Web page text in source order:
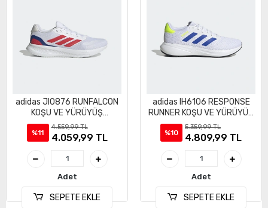
adidas JI0876 RUNFALCON
KOŞU VE YÜRÜYÜŞ
AYAKKABI
%11
4.559,99 TL
4.059,99 TL
Adet
SEPETE EKLE
adidas IH6106 RESPONSE
RUNNER KOŞU VE YÜRÜYÜŞ
AYAKKABI
%10
5.359,99 TL
4.809,99 TL
Adet
SEPETE EKLE